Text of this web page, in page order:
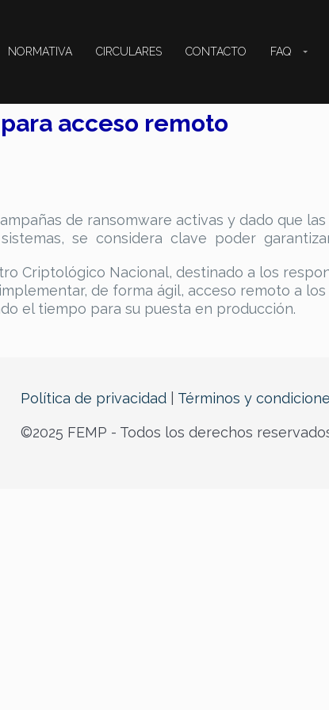
NORMATIVA CIRCULARES CONTACTO FAQ
acceso remoto
de ransomware activas y dado que
se considera clave poder garantizar
Criptológico Nacional, destinado a los
de forma ágil, acceso remoto a
el tiempo para su puesta en producción.
Política de privacidad Términos y
©2025 FEMP - Todos los derechos